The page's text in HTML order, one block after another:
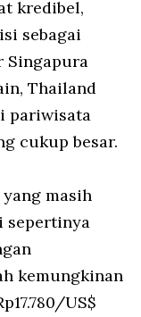
kredibel,
sebagai
Singapura
Thailand
pariwisata
cukup besar.
masih
sepertinya
kemungkinan
US$